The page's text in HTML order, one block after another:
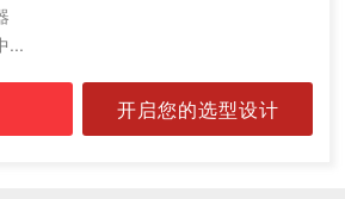
...
开启您的选型设计